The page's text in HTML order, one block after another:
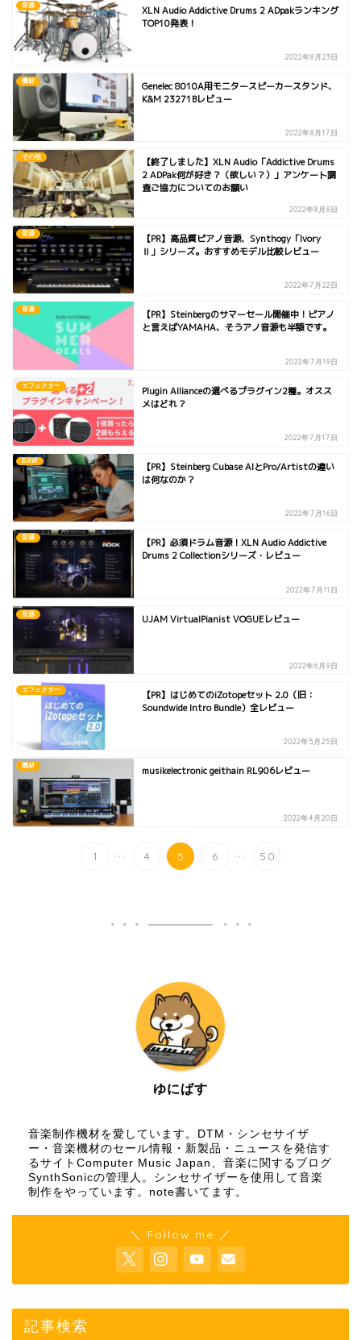
音源
XLN Audio Addictive Drums 2 ADpakランキング
TOP10発表！
2022年8月23日
機材
Genelec 8010A用モニタースピーカースタンド、
K&M 23271Bレビュー
2022年8月17日
その他
【終了しました】XLN Audio「Addictive Drums
2 ADPak何が好き？（欲しい？）」アンケート調
査ご協力についてのお願い
2022年8月8日
音源
【PR】高品質ピアノ音源、Synthogy「Ivory
Ⅱ」シリーズ。おすすめモデル比較レビュー
2022年7月22日
音源
【PR】Steinbergのサマーセール開催中！ピアノ
と言えばYAMAHA、そうアノ音源も半額です。
2022年7月19日
エフェクター
Plugin Allianceの選べるプラグイン2種。オスス
メはどれ？
2022年7月17日
DAW
【PR】Steinberg Cubase AIとPro/Artistの違い
は何なのか？
2022年7月16日
音源
【PR】必須ドラム音源！XLN Audio Addictive
Drums 2 Collectionシリーズ・レビュー
2022年7月11日
音源 UJAM VirtualPianist VOGUEレビュー
2022年6月9日
エフェクター
【PR】はじめてのiZotopeセット 2.0（旧：
Soundwide Intro Bundle）全レビュー
2022年5月25日
機材 musikelectronic geithain RL906レビュー
2022年4月20日
1 ... 4 5 6 ... 50
ゆにばす
音楽制作機材を愛しています。DTM・シンセサイザ
ー・音楽機材のセール情報・新製品・ニュースを発信す
るサイトComputer Music Japan、音楽に関するブログ
SynthSonicの管理人。シンセサイザーを使用して音楽
制作をやっています。 note書いてます。
＼ Follow me ／
記事検索